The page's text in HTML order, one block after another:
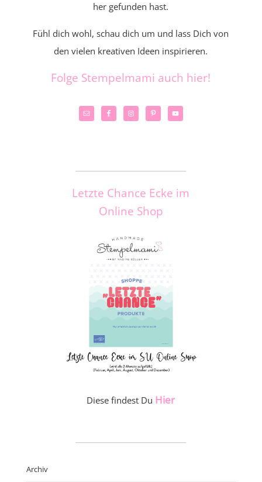
her gefunden hast.
Fühl dich wohl, schau dich um und lass Dich von
den vielen kreativen Ideen inspirieren.
Folge Stempelmami auch hier!
Letzte Chance Ecke im
Online Shop
Diese findest Du Hier
Archiv